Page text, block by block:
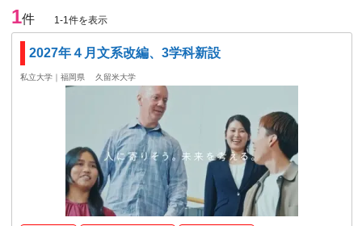
1件 1-1件を表示
2027年４月文系改編、3学科新設
私立大学｜福岡県 久留米大学